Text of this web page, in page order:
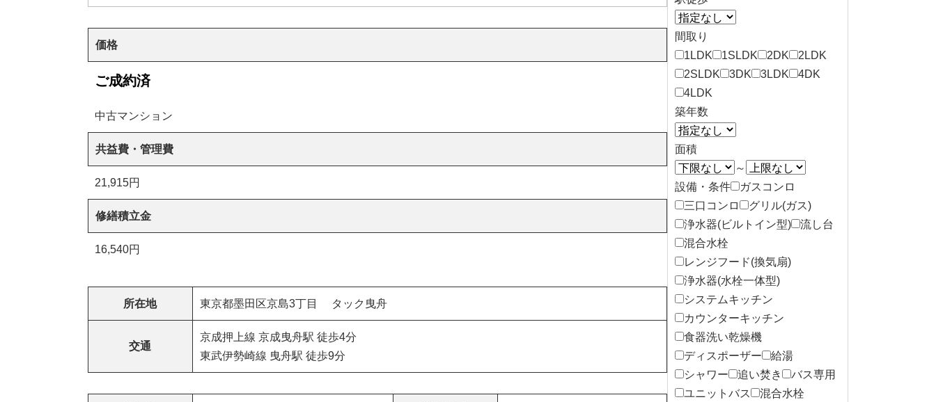
価格
ご成約済
中古マンション
共益費・管理費
21,915円
修繕積立金
16,540円
所在地 東京都墨田区京島3丁目 タック曳舟
交通
京成押上線 京成曳舟駅 徒歩4分
東武伊勢崎線 曳舟駅 徒歩9分
間取り
1LDK
1SLDK 2DK
2LDK
2SLDK
3DK 3LDK
4DK
4LDK
築年数
面積
～
設備・条件
ガスコンロ
三口コンロ
グリル(ガス)
浄水器(ビルトイン型)
流し台
混合水栓
レンジフード(換気扇)
浄水器(水栓一体型)
システムキッチン
カウンターキッチン
食器洗い乾燥機
ディスポーザー
給湯
シャワー
追い焚き
バス専用
ユニットバス
混合水栓